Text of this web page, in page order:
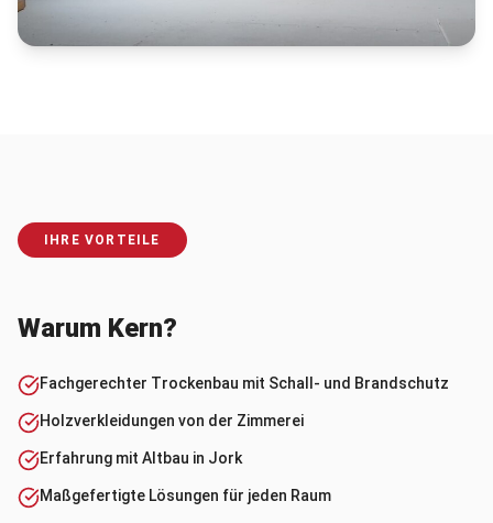
IHRE VORTEILE
Warum Kern?
Fachgerechter Trockenbau mit Schall- und Brandschutz
Holzverkleidungen von der Zimmerei
Erfahrung mit Altbau in Jork
Maßgefertigte Lösungen für jeden Raum